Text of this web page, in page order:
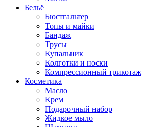
Бельё
Бюстгальтер
Топы и майки
Бандаж
Трусы
Купальник
Колготки и носки
Компрессионный трикотаж
Косметика
Масло
Крем
Подарочный набор
Жидкое мыло